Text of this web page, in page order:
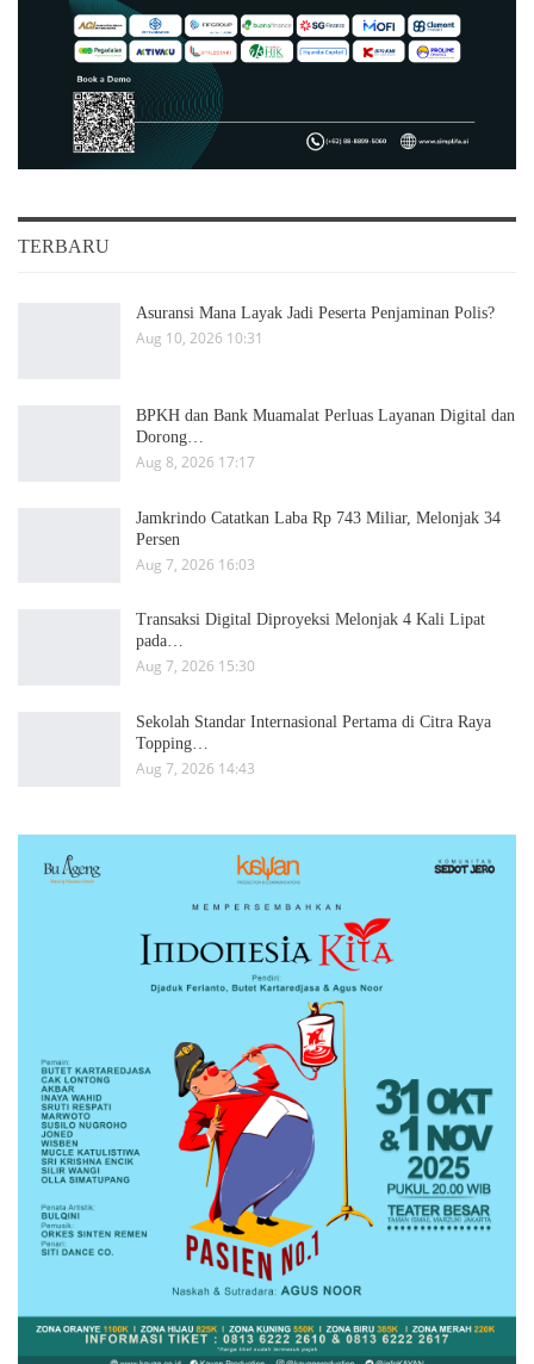
TERBARU
Asuransi Mana Layak Jadi Peserta Penjaminan Polis?
Aug 10, 2026 10:31
BPKH dan Bank Muamalat Perluas Layanan Digital dan
Dorong…
Aug 8, 2026 17:17
Jamkrindo Catatkan Laba Rp 743 Miliar, Melonjak 34
Persen
Aug 7, 2026 16:03
Transaksi Digital Diproyeksi Melonjak 4 Kali Lipat
pada…
Aug 7, 2026 15:30
Sekolah Standar Internasional Pertama di Citra Raya
Topping…
Aug 7, 2026 14:43